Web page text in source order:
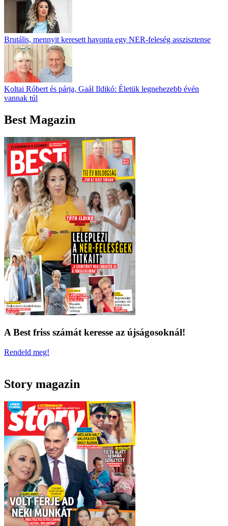
Brutális, mennyit keresett havonta egy NER-feleség asszisztense
Koltai Róbert és párja, Gaál Ildikó: Életük legnehezebb évén
vannak túl
Best Magazin
A Best friss számát keresse az újságosoknál!
Rendeld meg!
Story magazin